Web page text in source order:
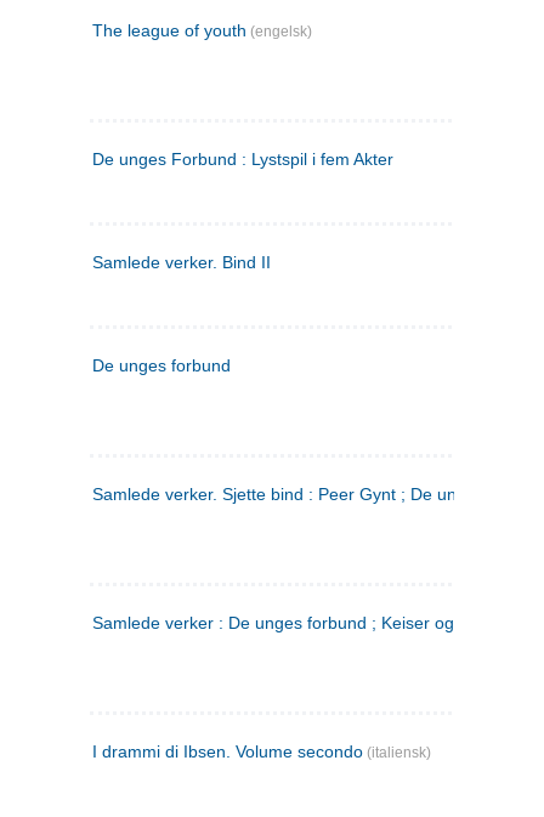
The league of youth (engelsk)
De unges Forbund : Lystspil i fem Akter
Samlede verker. Bind II
De unges forbund
Samlede verker. Sjette bind : Peer Gynt ; De unges
Samlede verker : De unges forbund ; Keiser og Galilæer. 3
I drammi di Ibsen. Volume secondo (italiensk)